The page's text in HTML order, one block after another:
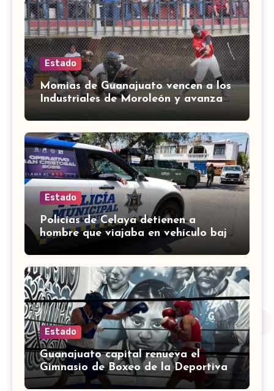
Estado
Momias de Guanajuato vencen a los
Industriales de Moroleón y avanzan
a la final estatal de béisbol
Estado
Policías de Celaya detienen a
hombre que viajaba en vehículo bajo
investigación
Estado
Guanajuato capital renueva el
Gimnasio de Boxeo de la Deportiva
Torres Landa